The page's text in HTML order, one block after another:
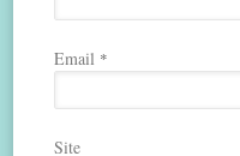
Email *
Site